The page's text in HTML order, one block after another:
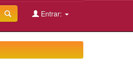
Entrar: